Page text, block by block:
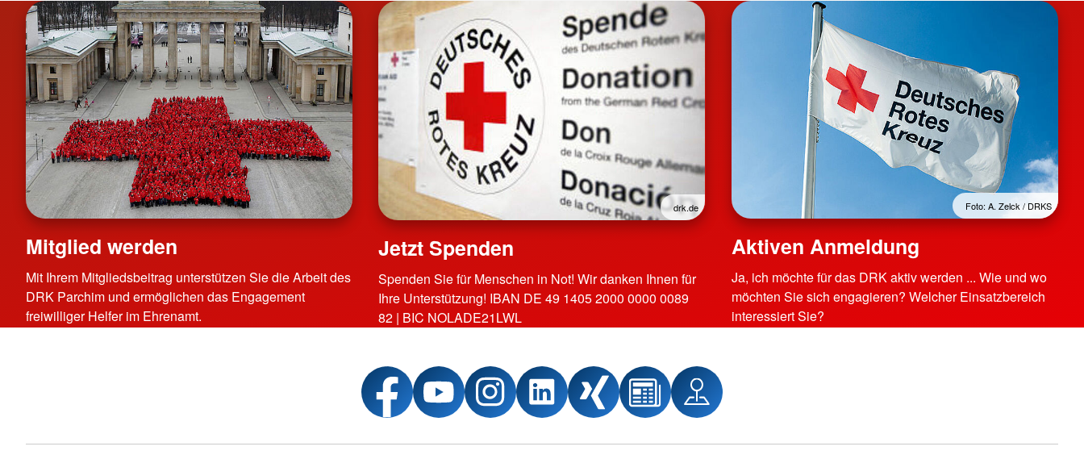
Mitglied werden
Mit Ihrem Mitgliedsbeitrag unterstützen Sie die Arbeit des
DRK Parchim und ermöglichen das Engagement
freiwilliger Helfer im Ehrenamt.
drk.de
Jetzt Spenden
Spenden Sie für Menschen in Not! Wir danken Ihnen für
Ihre Unterstützung! IBAN DE 49 1405 2000 0000 0089
82 | BIC NOLADE21LWL
Foto: A. Zelck / DRKS
Aktiven Anmeldung
Ja, ich möchte für das DRK aktiv werden ... Wie und wo
möchten Sie sich engagieren? Welcher Einsatzbereich
interessiert Sie?